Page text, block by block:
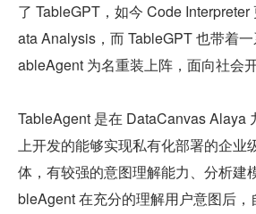
了 TableGPT，如今 Code
ata Analysis，而 TableGPT 也带着
ableAgent 为名重装上阵，面向社会开
TableAgent 是在 DataCanvas Alaya
上开发的能够实现私有化部署的企业
体，有较强的意图理解能力、分析建
bleAgent 在充分的理解用户意图后